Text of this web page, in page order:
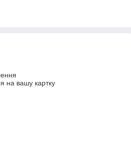
на вашу картку